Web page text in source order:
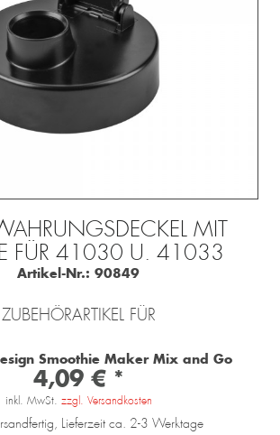
MIT
FÜR 41030 U. 41033
Artikel-Nr.: 90849
ZUBEHÖRARTIKEL FÜR
Smoothie Maker Mix and Go
4,09 € *
inkl. MwSt. zzgl. Versandkosten
Lieferzeit ca. 2-3 Werktage